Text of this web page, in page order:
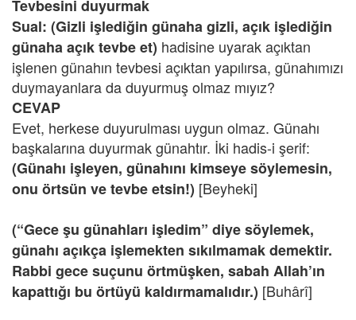
Tevbesini duyurmak
Sual: (Gizli işlediğin günaha gizli, açık işlediğin
günaha açık tevbe et) hadisine uyarak açıktan
işlenen günahın tevbesi açıktan yapılırsa, günahımızı
duymayanlara da duyurmuş olmaz mıyız?
CEVAP
Evet, herkese duyurulması uygun olmaz. Günahı
başkalarına duyurmak günahtır. İki hadis-i şerif:
(Günahı işleyen, günahını kimseye söylemesin,
onu örtsün ve tevbe etsin!) [Beyheki]
(“Gece şu günahları işledim” diye söylemek,
günahı açıkça işlemekten sıkılmamak demektir.
Rabbi gece suçunu örtmüşken, sabah Allah’ın
kapattığı bu örtüyü kaldırmamalıdır.) [Buhârî]